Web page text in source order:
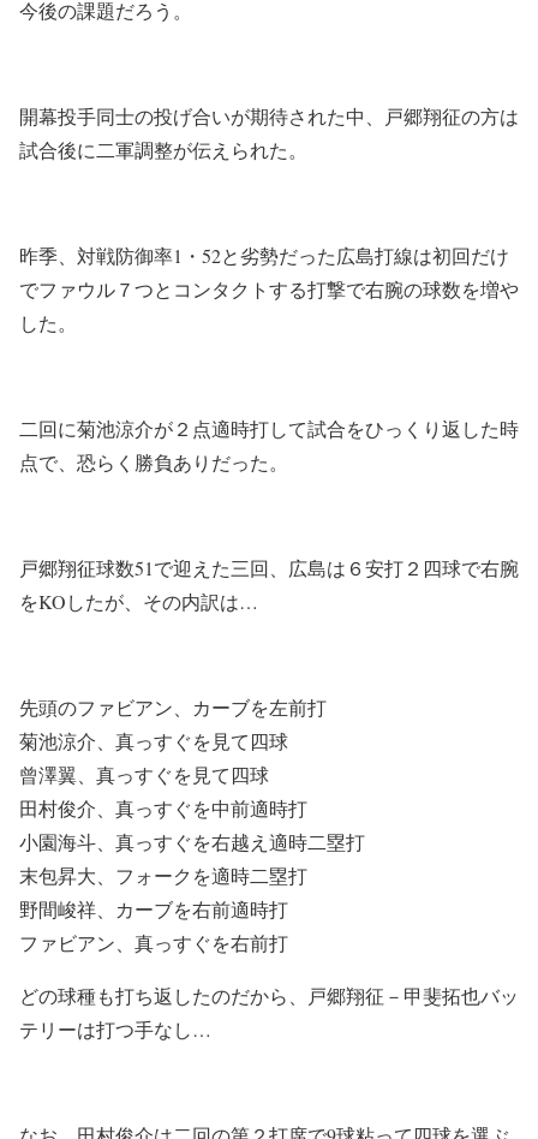
今後の課題だろう。
開幕投手同士の投げ合いが期待された中、戸郷翔征の方は
試合後に二軍調整が伝えられた。
昨季、対戦防御率1・52と劣勢だった広島打線は初回だけ
でファウル７つとコンタクトする打撃で右腕の球数を増や
した。
二回に菊池涼介が２点適時打して試合をひっくり返した時
点で、恐らく勝負ありだった。
戸郷翔征球数51で迎えた三回、広島は６安打２四球で右腕
をKOしたが、その内訳は…
先頭のファビアン、カーブを左前打
菊池涼介、真っすぐを見て四球
曾澤翼、真っすぐを見て四球
田村俊介、真っすぐを中前適時打
小園海斗、真っすぐを右越え適時二塁打
末包昇大、フォークを適時二塁打
野間峻祥、カーブを右前適時打
ファビアン、真っすぐを右前打
どの球種も打ち返したのだから、戸郷翔征－甲斐拓也バッ
テリーは打つ手なし…